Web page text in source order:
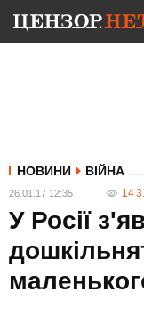
НОВИНИ ВІЙНА
26.01.17 12:35 14
У Росії